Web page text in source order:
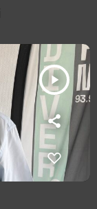
play_arrow